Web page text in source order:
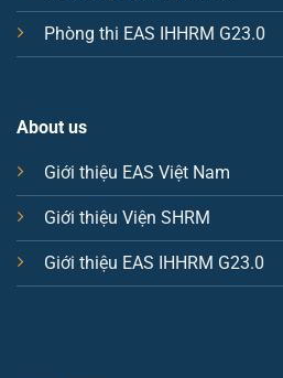
Phòng thi EAS IHHRM G23.0
About us
Giới thiệu EAS Việt Nam
Giới thiệu Viện SHRM
Giới thiệu EAS IHHRM G23.0